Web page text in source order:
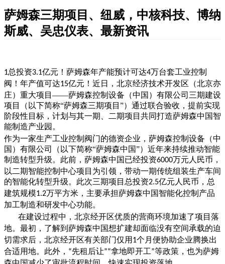
萨姆森三期项目、纽威，中核科技、博纳
斯威、吴忠仪表、最新资讯
1总投资3.1亿元！萨姆森年产能预计可达4万台套工业控制
阀！年产值可达15亿元！ 近日，北京经济技术开发区（北京亦
庄）重大项目 ——萨姆森控制设备（中国）有限公司三期建设
项目（以下简称“萨姆森三期项目”）通过联合验收，提前实现
阶段性目标，计划与其一期、二期项目共同打造萨姆森中国智
能制造产业园。
作为一家生产工业控制阀门的德资企业，萨姆森控制设备（中
国）有限公司（以下简称“萨姆森中国”）近年来持续推动智能
制造转型升级。此前，萨姆森中国已经投资6000万元人民币，
以二期智能控制中心项目为引领，带动一期传统组装生产车间
的智能化转型升级。此次三期项目总投资2.5亿元人民币，总
建筑规模1.2万平方米，主要承担萨姆森中国智能化控制产品
加工制造和研发中心功能。
在建设过程中，北京经开区优质的营商环境加速了项目落
地。最初，了解到萨姆森中国想扩建却面临没有空间承载的迫
切需求后，北京经开区有关部门仅用 1个月便协助企业腾换出
合适用地。此外， “先租后让”“拿地即开工”等政策，也为萨姆